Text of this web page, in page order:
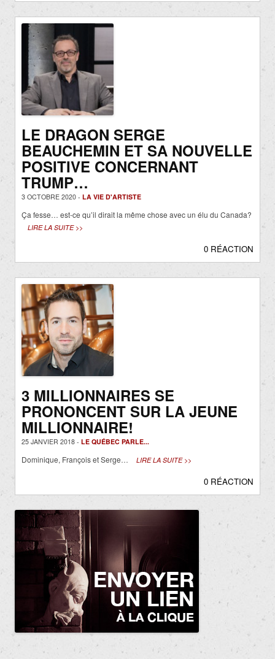
LE DRAGON SERGE
BEAUCHEMIN ET SA NOUVELLE
POSITIVE CONCERNANT
TRUMP…
3 OCTOBRE 2020 - LA VIE D'ARTISTE
Ça fesse… est-ce qu’il dirait la même chose avec un élu du Canada?
LIRE LA SUITE >>
0 RÉACTION
3 MILLIONNAIRES SE
PRONONCENT SUR LA JEUNE
MILLIONNAIRE!
25 JANVIER 2018 - LE QUÉBEC PARLE...
Dominique, François et Serge… LIRE LA SUITE >>
0 RÉACTION